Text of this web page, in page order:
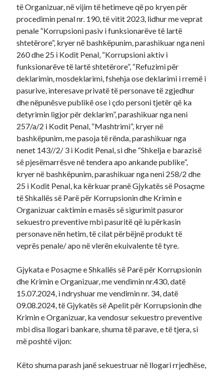
të Organizuar, në vijim të hetimeve që po kryen për
procedimin penal nr. 190, të vitit 2023, lidhur me veprat
penale “Korrupsioni pasiv i funksionarëve të lartë
shtetërore”, kryer në bashkëpunim, parashikuar nga neni
260 dhe 25 i Kodit Penal, “Korrupsioni aktiv i
funksionarëve të lartë shtetërore”, “Refuzimi për
deklarimin, mosdeklarimi, fshehja ose deklarimi i rremë i
pasurive, interesave privatë të personave të zgjedhur
dhe nëpunësve publikë ose i çdo personi tjetër që ka
detyrimin ligjor për deklarim”, parashikuar nga neni
257/a/2 i Kodit Penal, “Mashtrimi”, kryer në
bashkëpunim, me pasoja të rënda, parashikuar nga
nenet 143//2/ 3 i Kodit Penal, si dhe “Shkelja e barazisë
së pjesëmarrësve në tendera apo ankande publike”,
kryer në bashkëpunim, parashikuar nga neni 258/2 dhe
25 i Kodit Penal, ka kërkuar pranë Gjykatës së Posaçme
të Shkallës së Parë për Korrupsionin dhe Krimin e
Organizuar caktimin e masës së sigurimit pasuror
sekuestro preventive mbi pasuritë që iu përkasin
personave nën hetim, të cilat përbëjnë produkt të
veprës penale/ apo në vlerën ekuivalente të tyre.
Gjykata e Posaçme e Shkallës së Parë për Korrupsionin
dhe Krimin e Organizuar, me vendimin nr.430, datë
15.07.2024, i ndryshuar me vendimin nr. 34, datë
09.08.2024, të Gjykatës së Apelit për Korrupsionin dhe
Krimin e Organizuar, ka vendosur sekuestro preventive
mbi disa llogari bankare, shuma të parave, e të tjera, si
më poshtë vijon:
Këto shuma parash janë sekuestruar në llogari rrjedhëse,